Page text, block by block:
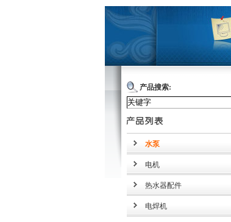
产品搜索:
水泵
电机
热水器配件
电焊机